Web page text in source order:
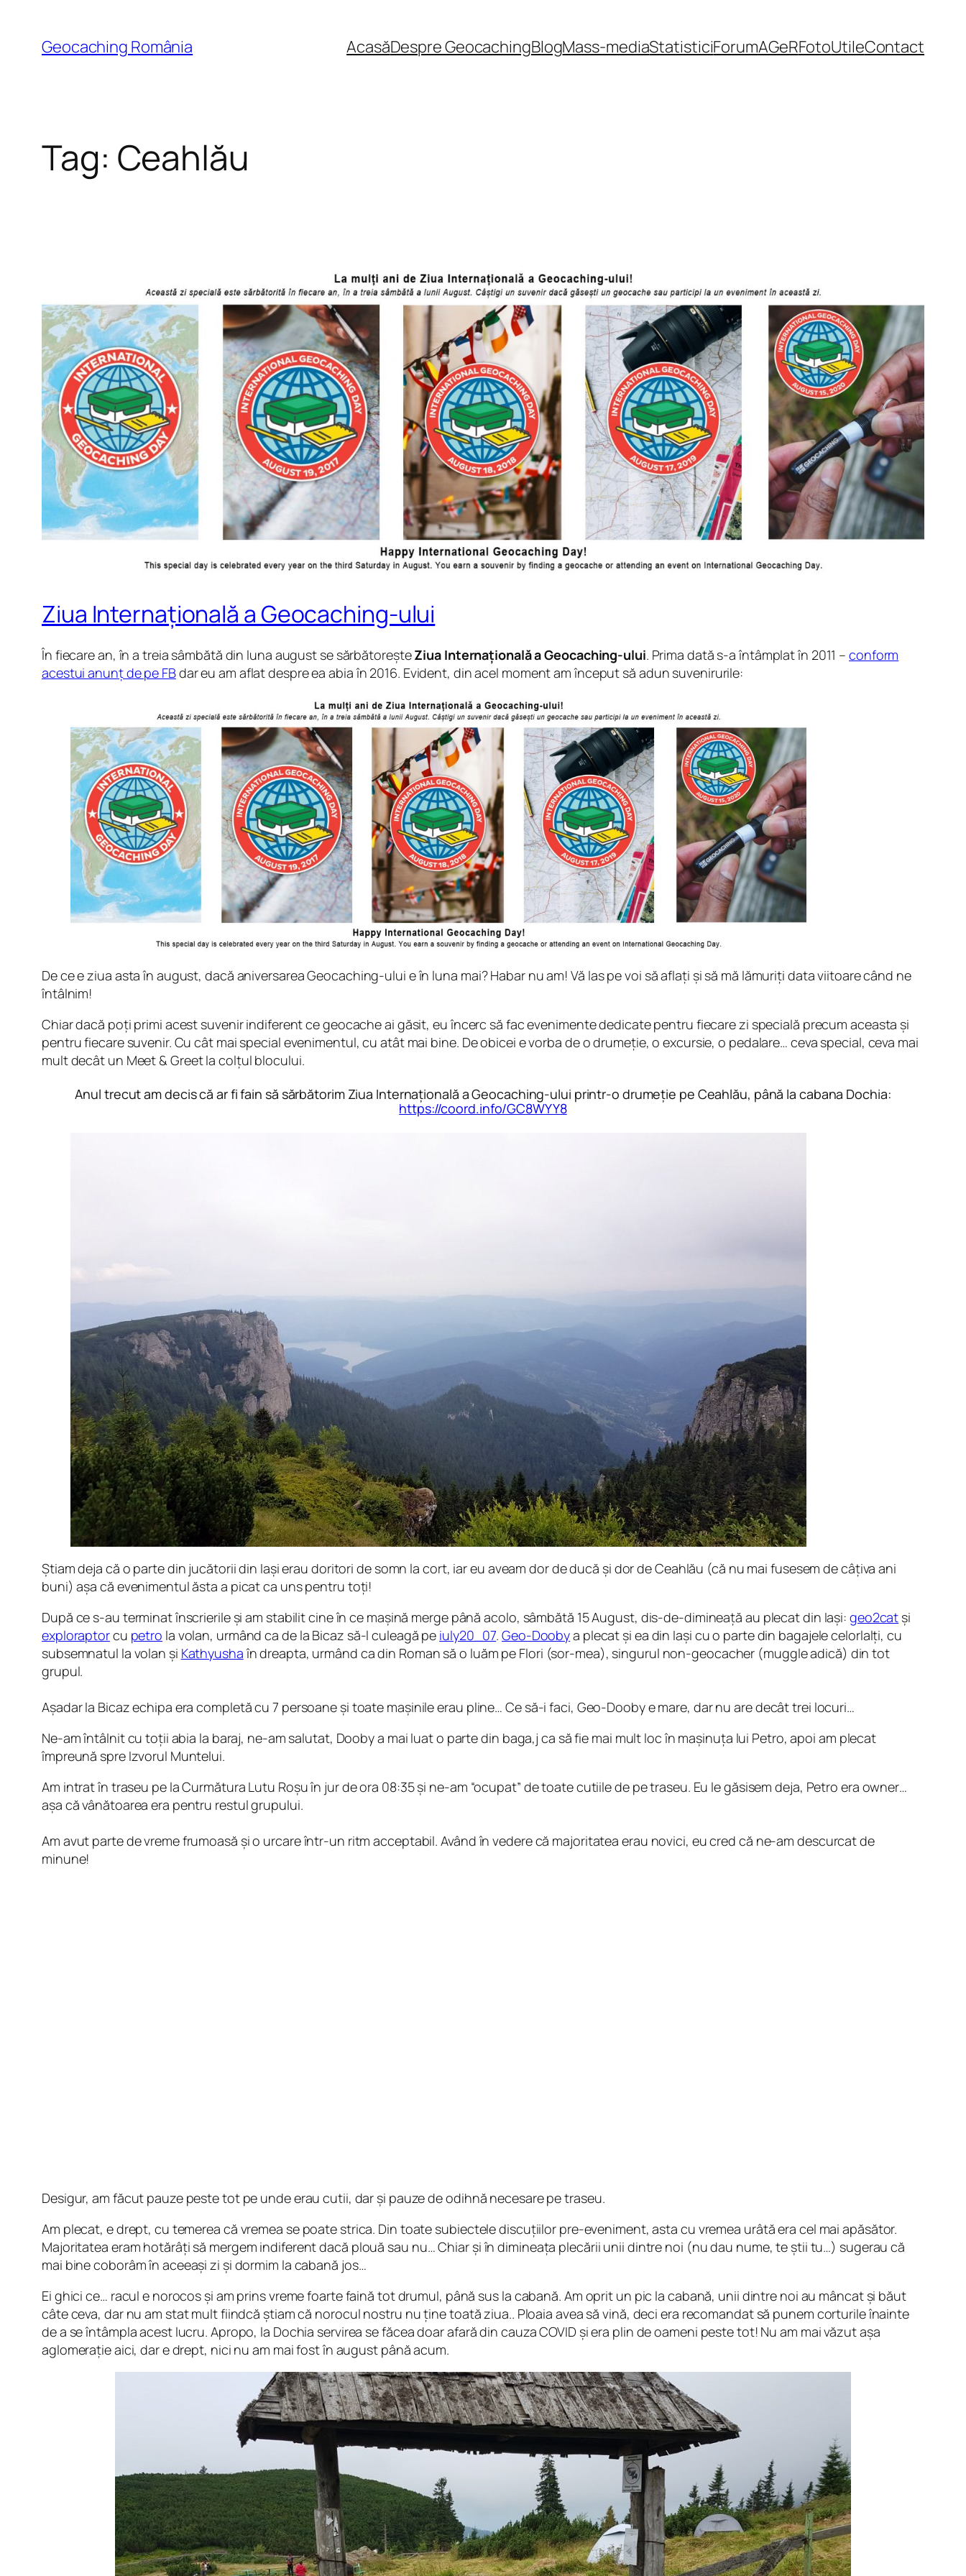
content
Geocaching România AcasăDespre GeocachingBlogMass-mediaStatisticiForumAGeRFotoUtileContact
Tag: Ceahlău
Ziua Internațională a Geocaching-ului
În fiecare an, în a treia sâmbătă din luna august se sărbătoreșteZiua Internațională a Geocaching-ului. Prima dată s-a întâmplat în 2011 –conform
acestui anunț de pe FBdar eu am aflat despre ea abia în 2016. Evident, din acel moment am început să adun suvenirurile:
De ce e ziua asta în august, dacă aniversarea Geocaching-ului e în luna mai? Habar nu am! Vă las pe voi să aflați și să mă lămuriți data viitoare când ne
întâlnim!
Chiar dacă poți primi acest suvenir indiferent ce geocache ai găsit, eu încerc să fac evenimente dedicate pentru fiecare zi specială precum aceasta și
pentru fiecare suvenir. Cu cât mai special evenimentul, cu atât mai bine. De obicei e vorba de o drumeție, o excursie, o pedalare… ceva special, ceva mai
mult decât un Meet & Greetla colțul blocului.
Anul trecut am decis că ar fi fain să sărbătorim Ziua Internațională a Geocaching-ului printr-o drumeție pe Ceahlău, până la cabana Dochia:
https://coord.info/GC8WYY8
Știam deja că o parte din jucătorii din Iași erau doritori de somn la cort, iar eu aveam dor de ducă și dor de Ceahlău (că nu mai fusesem de câțiva ani
buni) așa că evenimentul ăsta a picat ca uns pentru toți!
După ce s-au terminat înscrierile și am stabilit cine în ce mașină merge până acolo, sâmbătă 15 August, dis-de-dimineață au plecat din Iași: geo2cat și
exploraptorcu petro la volan, urmând ca de la Bicaz să-l culeagă pe iuly20_07.Geo-Doobya plecat și ea din Iași cu o parte din bagajele celorlalți, cu
subsemnatul la volan și Kathyushaîn dreapta, urmând ca din Roman să o luăm pe Flori (sor-mea), singurul non-geocacher (muggle adică) din tot
grupul.
Așadar la Bicaz echipa era completă cu 7 persoane și toate mașinile erau pline… Ce să-i faci, Geo-Dooby e mare, dar nu are decât trei locuri…
Ne-am întâlnit cu toții abia la baraj, ne-am salutat, Dooby a mai luat o parte din baga,j ca să fie mai mult loc în mașinuța lui Petro, apoi am plecat
împreună spre Izvorul Muntelui.
Am intrat în traseu pe la Curmătura Lutu Roșu în jur de ora 08:35 și ne-am “ocupat” de toate cutiile de pe traseu. Eu le găsisem deja, Petro era owner…
așa că vânătoarea era pentru restul grupului.
Am avut parte de vreme frumoasă și o urcare într-un ritm acceptabil. Având în vedere că majoritatea erau novici, eu cred că ne-am descurcat de
minune!
Desigur, am făcut pauze peste tot pe unde erau cutii, dar și pauze de odihnă necesare pe traseu.
Am plecat, e drept, cu temerea că vremea se poate strica. Din toate subiectele discuțiilor pre-eveniment, asta cu vremea urâtă era cel mai apăsător.
Majoritatea eram hotărâți să mergem indiferent dacă plouă sau nu… Chiar și în dimineața plecării unii dintre noi (nu dau nume, te știi tu…) sugerau că
mai bine coborâm în aceeași zi și dormim la cabană jos…
Ei ghici ce… racul e norocos și am prins vreme foarte faină tot drumul, până sus la cabană. Am oprit un pic la cabană, unii dintre noi au mâncat și băut
câte ceva, dar nu am stat mult fiindcă știam că norocul nostru nu ține toată ziua.. Ploaia avea să vină, deci era recomandat să punem corturile înainte
de a se întâmpla acest lucru. Apropo, la Dochia servirea se făcea doar afară din cauza COVID și era plin de oameni peste tot! Nu am mai văzut așa
aglomerație aici, dar e drept, nici nu am mai fost în august până acum.